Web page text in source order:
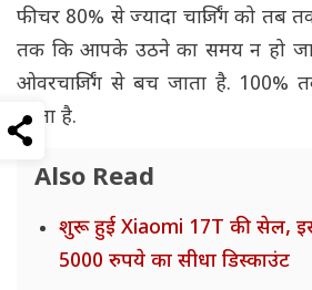
फीचर 80% से ज्यादा चार्जिंग को तब
तक कि आपके उठने का समय न हो
ओवरचार्जिंग से बच जाता है.
जाता है.
Also Read
शुरू हुई Xiaomi 17T की सेल,
5000 रुपये का सीधा डिस्काउंट